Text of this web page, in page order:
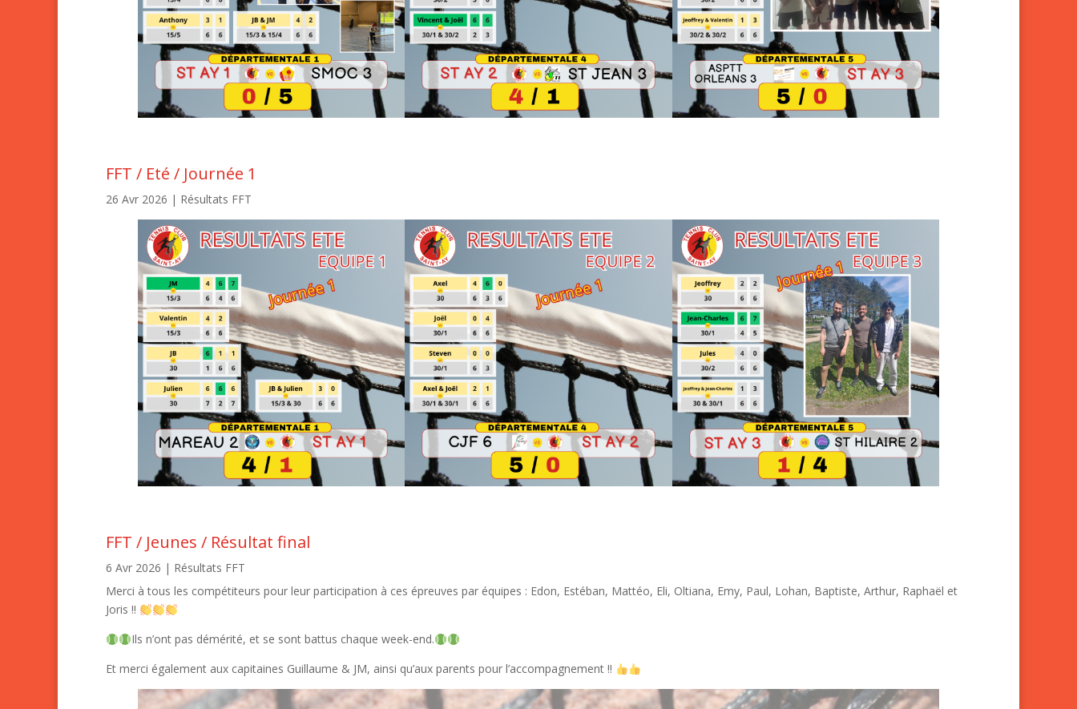
FFT / Eté / Journée 1
26 Avr 2026 | Résultats FFT
FFT / Jeunes / Résultat final
6 Avr 2026 | Résultats FFT
Merci à tous les compétiteurs pour leur participation à ces épreuves par équipes : Edon, Estéban, Mattéo, Eli, Oltiana, Emy, Paul, Lohan, Baptiste, Arthur, Raphaël et
Joris !!
Ils n’ont pas démérité, et se sont battus chaque week-end.
Et merci également aux capitaines Guillaume & JM, ainsi qu’aux parents pour l’accompagnement !!